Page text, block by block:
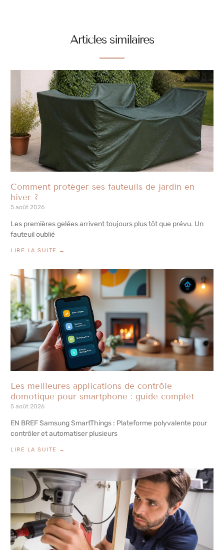
Articles similaires
Comment protéger ses fauteuils de jardin en
hiver ?
5 août 2026
Les premières gelées arrivent toujours plus tôt que prévu. Un
fauteuil oublié
LIRE LA SUITE →
Les meilleures applications de contrôle
domotique pour smartphone : guide complet
5 août 2026
EN BREF Samsung SmartThings : Plateforme polyvalente pour
contrôler et automatiser plusieurs
LIRE LA SUITE →